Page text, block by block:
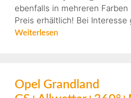
ebenfalls in mehreren
Preis erhältlich! Bei Interesse
Weiterlesen
Opel Grandland